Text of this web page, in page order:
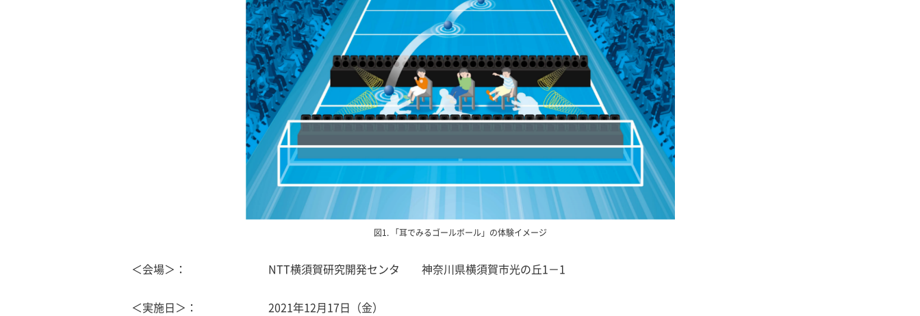
図1. 「耳でみるゴールボール」の体験イメージ
＜会場＞： NTT横須賀研究開発センタ 神奈川県横須賀市光の丘1－1
＜実施日＞： 2021年12月17日（金）